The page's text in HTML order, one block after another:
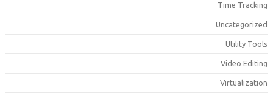
Time
Utility
Video